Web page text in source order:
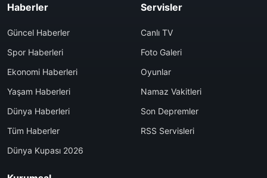
Haberler
Güncel Haberler
Spor Haberleri
Ekonomi Haberleri
Yaşam Haberleri
Dünya Haberleri
Tüm Haberler
Dünya Kupası 2026
Servisler
Canlı TV
Foto Galeri
Oyunlar
Namaz Vakitleri
Son Depremler
RSS Servisleri